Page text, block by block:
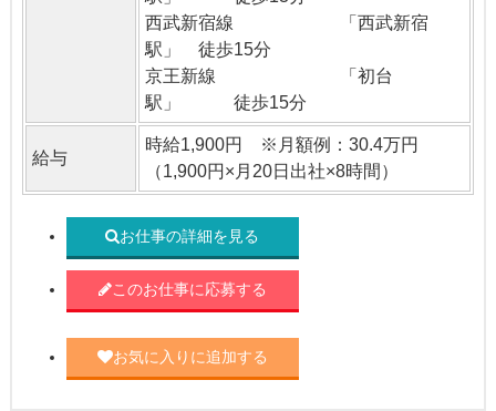
西武新宿線 「西武新宿
駅」 徒歩15分
京王新線 「初台
駅」 徒歩15分
給与
時給1,900円 ※月額例：30.4万円
（1,900円×月20日出社×8時間）
お仕事の詳細を見る
このお仕事に応募する
お気に入りに追加する